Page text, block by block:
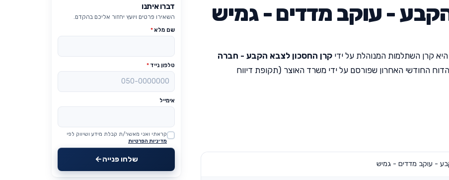
- עוקב מדדים - גמיש
היא קרן השתלמות המנוהלת על ידי קרן החסכון לצבא הקבע - חברה
החודשי האחרון שפורסם על ידי משרד האוצר (תקופת דיווח
- עוקב מדדים - גמיש
דברו איתנו
השאירו פרטים ויועץ יחזור אליכם בהקדם.
שם מלא*
טלפון נייד *
אימייל
Website
קראתי ואני מאשר/ת קבלת מידע ושיווק לפי
מדיניות הפרטיות
שלחו פנייה